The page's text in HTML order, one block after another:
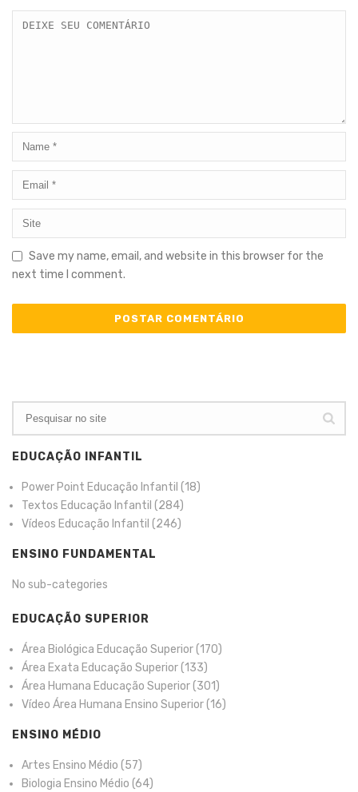
Save my name, email, and website in this browser for the
next time I comment.
EDUCAÇÃO INFANTIL
Power Point Educação Infantil (18)
Textos Educação Infantil (284)
Vídeos Educação Infantil (246)
ENSINO FUNDAMENTAL
No sub-categories
EDUCAÇÃO SUPERIOR
Área Biológica Educação Superior(170)
Área Exata Educação Superior(133)
Área Humana Educação Superior(301)
Vídeo Área Humana Ensino Superior(16)
ENSINO MÉDIO
Artes Ensino Médio (57)
Biologia Ensino Médio (64)